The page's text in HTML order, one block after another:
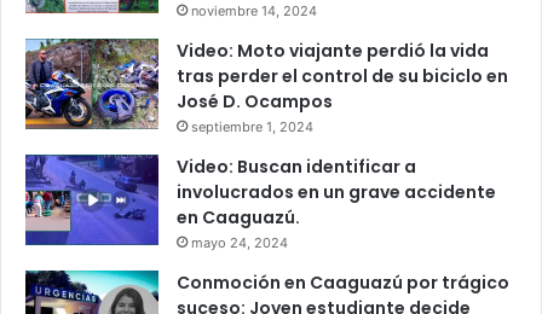
noviembre 14, 2024
Video: Moto viajante perdió la vida
tras perder el control de su biciclo en
José D. Ocampos
septiembre 1, 2024
Video: Buscan identificar a
involucrados en un grave accidente
en Caaguazú.
mayo 24, 2024
Conmoción en Caaguazú por trágico
suceso: Joven estudiante decide